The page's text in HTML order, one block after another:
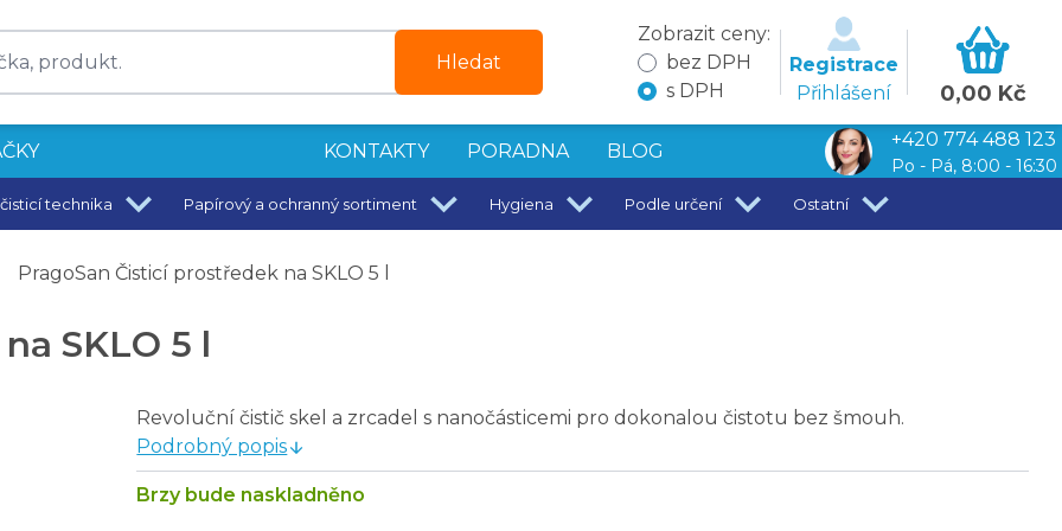
Hledat
Zobrazit ceny:
bez DPH
s DPH
Registrace
Přihlášení
0,00 Kč
KONTAKTY PORADNA BLOG
+420 774 488 123
Po - Pá, 8:00 - 16:30
technika Papírový a ochranný sortiment Hygiena Podle určení Ostatní
s alkoholem 500 ml
PragoSan Čisticí prostředek na SKLO 5 l
SKLO 5 l
Revoluční čistič skel a zrcadel s nanočásticemi pro dokonalou čistotu bez šmouh.
Podrobný popis
Brzy bude naskladněno